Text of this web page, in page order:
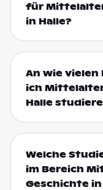
für
in Halle?
An wie vielen
ich
Halle
Welche
im Bereich
Geschichte in